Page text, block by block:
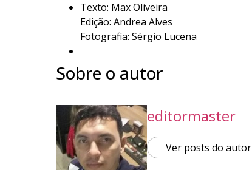
Texto: Max Oliveira
Edição: Andrea Alves
Fotografia: Sérgio Lucena
Sobre o autor
editormaster
Ver posts do autor